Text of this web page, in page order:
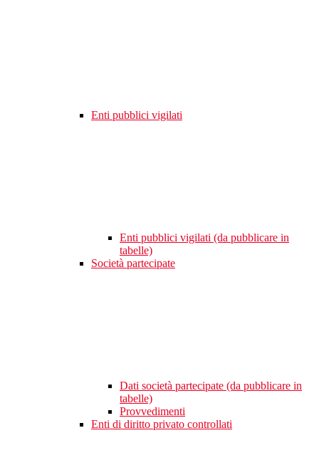
Enti pubblici vigilati
Enti pubblici vigilati (da pubblicare in
tabelle)
Società partecipate
Dati società partecipate (da pubblicare in
tabelle)
Provvedimenti
Enti di diritto privato controllati